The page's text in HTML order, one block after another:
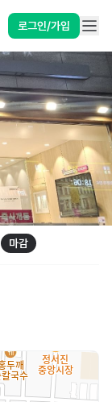
로그인/가입
마감